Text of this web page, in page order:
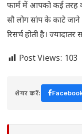
फार्म में आपको कई तरह
सौ लोग सांप के काटे
रिसर्च होती है।
Post Views: 103
शेयर करें: